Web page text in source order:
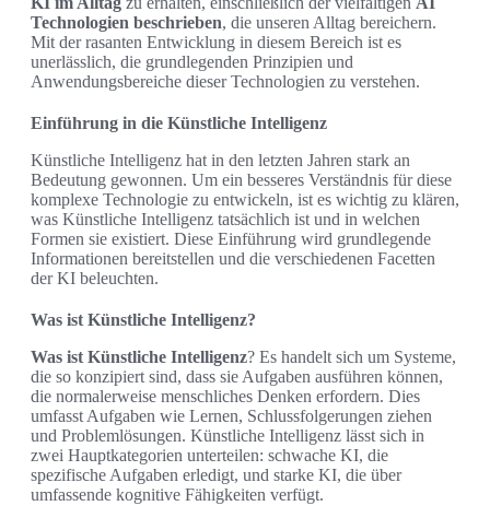
Technologien beschrieben, die unseren Alltag bereichern.
Mit der rasanten Entwicklung in diesem Bereich ist es
unerlässlich, die grundlegenden Prinzipien und
Anwendungsbereiche dieser Technologien zu verstehen.
Einführung in die Künstliche Intelligenz
Künstliche Intelligenz hat in den letzten Jahren stark an
Bedeutung gewonnen. Um ein besseres Verständnis für diese
komplexe Technologie zu entwickeln, ist es wichtig zu klären,
was Künstliche Intelligenz tatsächlich ist und in welchen
Formen sie existiert. Diese Einführung wird grundlegende
Informationen bereitstellen und die verschiedenen Facetten
der KI beleuchten.
Was ist Künstliche Intelligenz?
Was ist Künstliche Intelligenz? Es handelt sich um Systeme,
die so konzipiert sind, dass sie Aufgaben ausführen können,
die normalerweise menschliches Denken erfordern. Dies
umfasst Aufgaben wie Lernen, Schlussfolgerungen ziehen
und Problemlösungen. Künstliche Intelligenz lässt sich in
zwei Hauptkategorien unterteilen: schwache KI, die
spezifische Aufgaben erledigt, und starke KI, die über
umfassende kognitive Fähigkeiten verfügt.